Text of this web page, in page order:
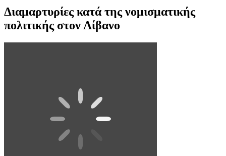
Διαμαρτυρίες κατά της νομισματικής
πολιτικής στον Λίβανο